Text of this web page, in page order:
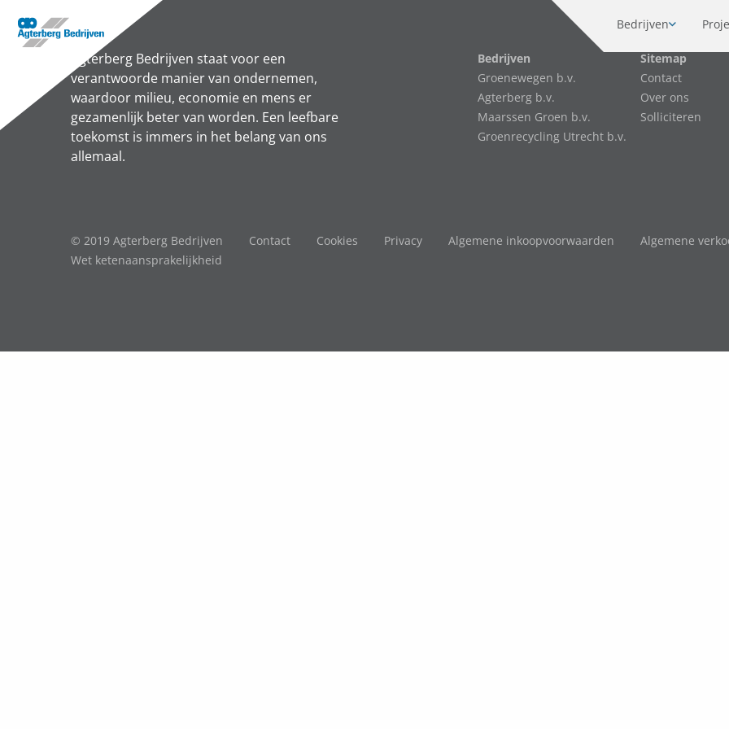
Bedrijven
Agterberg Bedrijven staat voor een
verantwoorde manier van ondernemen,
waardoor milieu, economie en mens er
gezamenlijk beter van worden. Een leefbare
toekomst is immers in het belang van ons
allemaal.
Bedrijven
Groenewegen b.v.
Agterberg b.v.
Maarssen Groen b.v.
Groenrecycling Utrecht b.v.
Sitemap
Contact
Over ons
Solliciteren
© 2019 Agterberg Bedrijven Contact Cookies Privacy Algemene inkoopvoorwaarden
Algemene
Wet ketenaansprakelijkheid